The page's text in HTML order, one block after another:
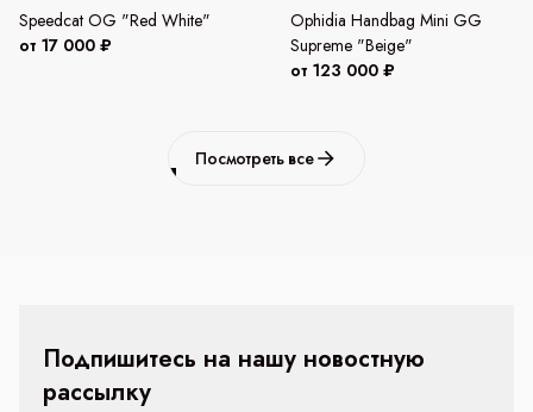
Speedcat OG "Red White"
от 17 000 ₽
Ophidia Handbag Mini GG
Supreme "Beige"
от 123 000 ₽
Посмотреть все
Подпишитесь на нашу новостную
рассылку